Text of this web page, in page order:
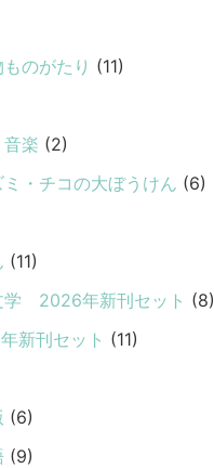
のがたり (11)
楽 (2)
・チコの大ぼうけん (6)
(11)
学 2026年新刊セット (8)
新刊セット (11)
(6)
(9)